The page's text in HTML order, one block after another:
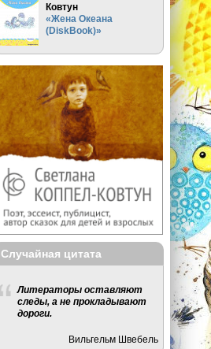
Ковтун
«Жена Океана
(DiskBook)»
Случайная цитата
Литераторы оставляют
следы, а не прокладывают
дороги.
Вильгельм Швебель